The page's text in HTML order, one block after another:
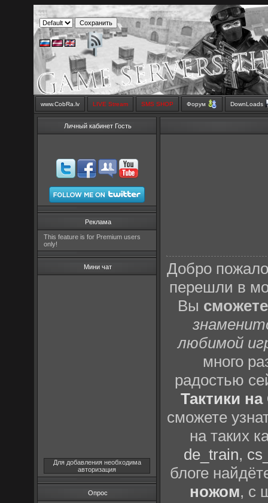
www.CobRa.lv LIVE Stream SMS SHOP Форум DownLoads
Личный кабинет Гость
Реклама
This feature is for Premium users
only!
Мини чат
Для добавления необходима
авторизация
Опрос
Добро
перешли в
Вы
любимой
много
радостью
Тактики
сможете
на таких
de_train,
блоге
ножом, с